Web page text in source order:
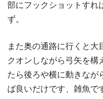
部にフックショットすれ
ず。
また奥の通路に行くと大
クオンしながら弓矢を構
たら後ろや横に動きなが
ば良いだけです、雑魚で